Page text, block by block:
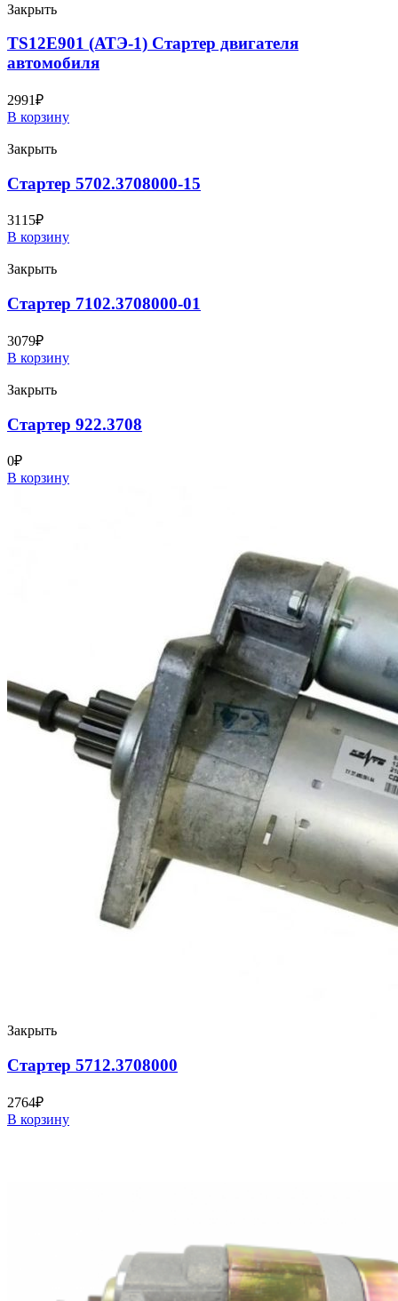
Закрыть
TS12E901 (АТЭ-1) Стартер двигателя
автомобиля
2991₽
В корзину
Закрыть
Стартер 5702.3708000-15
3115₽
В корзину
Закрыть
Стартер 7102.3708000-01
3079₽
В корзину
Закрыть
Стартер 922.3708
0₽
В корзину
Закрыть
Стартер 5712.3708000
2764₽
В корзину